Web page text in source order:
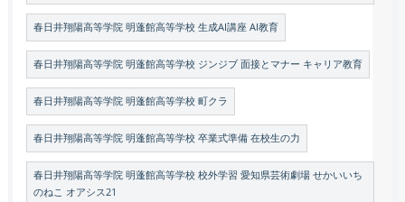
春日井翔陽高等学院 明蓬館高等学校 生成AI講座 AI教育
春日井翔陽高等学院 明蓬館高等学校 ジンジブ 面接とマナー キャリア教育
春日井翔陽高等学院 明蓬館高等学校 町クラ
春日井翔陽高等学院 明蓬館高等学校 卒業式準備 在校生の力
春日井翔陽高等学院 明蓬館高等学校 校外学習 愛知県芸術劇場 せかいいち
のねこ オアシス21